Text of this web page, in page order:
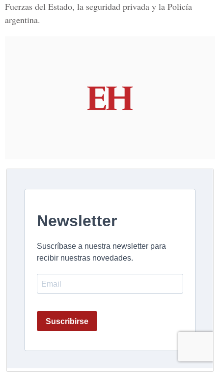
Fuerzas del Estado, la seguridad privada y la Policía
argentina.